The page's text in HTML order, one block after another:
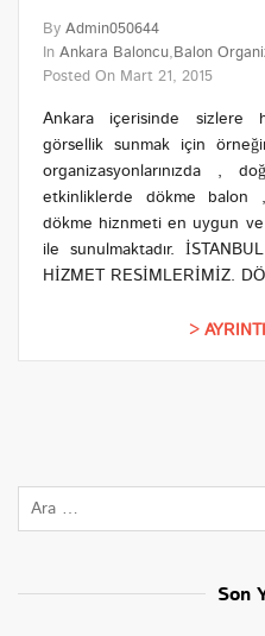
By Admin050644
In Ankara Baloncu Balon
Posted On Mart 21, 2015
Ankara içerisinde sizlere
görsellik sunmak için
organizasyonlarınızda ,
etkinliklerde dökme
dökme hiznmeti en uygun
ile sunulmaktadır.
HİZMET RESİMLERİMİZ.
Son